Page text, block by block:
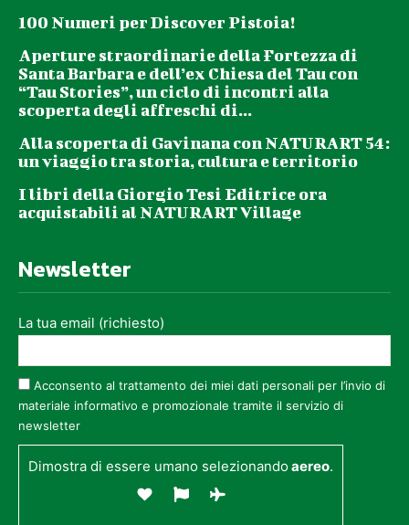
100 Numeri per Discover Pistoia!
Aperture straordinarie della Fortezza di
Santa Barbara e dell’ex Chiesa del Tau con
“Tau Stories”, un ciclo di incontri alla
scoperta degli affreschi di...
Alla scoperta di Gavinana con NATURART 54:
un viaggio tra storia, cultura e territorio
I libri della Giorgio Tesi Editrice ora
acquistabili al NATURART Village
Newsletter
La tua email (richiesto)
Acconsento al trattamento dei miei dati personali per l’invio di
materiale informativo e promozionale tramite il servizio di
newsletter
Dimostra di essere umano selezionandoaereo.